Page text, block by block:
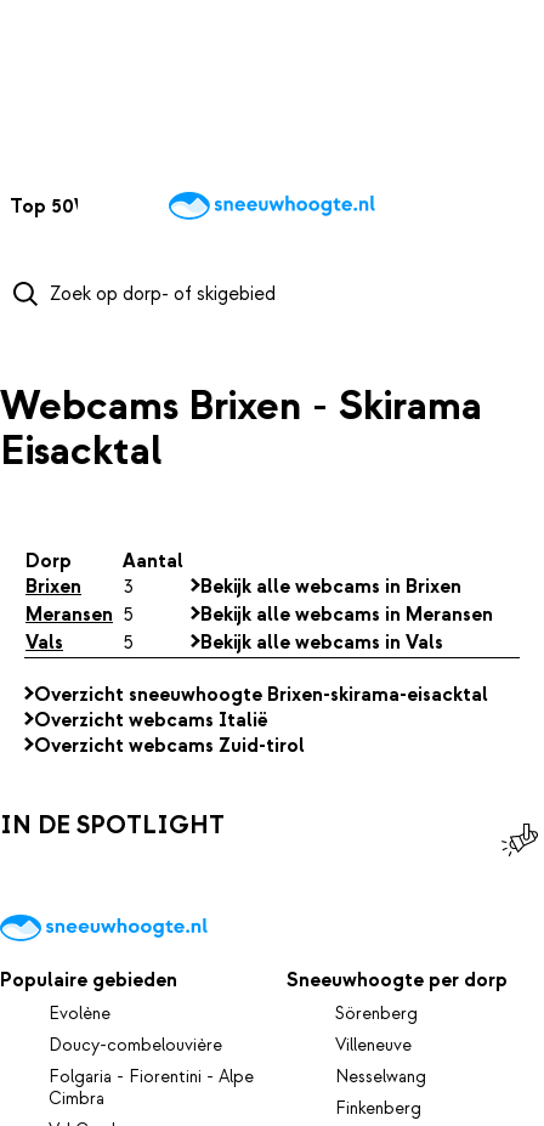
Top 50Webcams WintersportweerKaarten
Webcams Brixen - Skirama
Eisacktal
Dorp
Aantal
Brixen
3
Bekijk alle webcams in Brixen
Meransen 5
Bekijk alle webcams in Meransen
Vals
5 Bekijk alle webcams in Vals
Overzicht sneeuwhoogte Brixen-skirama-eisacktal
Overzicht webcams Italië
Overzicht webcams Zuid-tirol
IN DE SPOTLIGHT
Populaire gebieden
Evolène
Doucy-combelouvière
Folgaria - Fiorentini - Alpe
Cimbra
Sneeuwhoogte per dorp
Sörenberg
Villeneuve
Nesselwang
Finkenberg